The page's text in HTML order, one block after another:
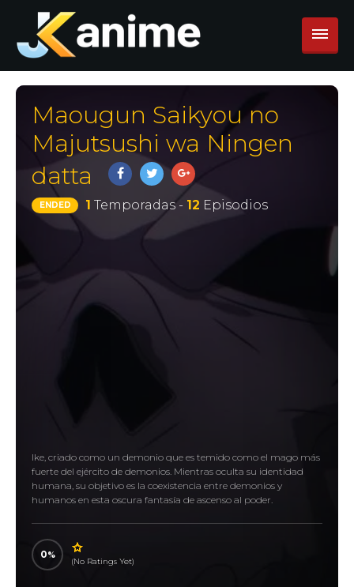
Maougun Saikyou no
Majutsushi wa Ningen
datta
ENDED 1 Temporadas - 12 Episodios
Ike, criado como un demonio que es temido como el mago más
fuerte del ejército de demonios. Mientras oculta su identidad
humana, su objetivo es la coexistencia entre demonios y
humanos en esta oscura fantasía de ascenso al poder.
0
(No Ratings Yet)